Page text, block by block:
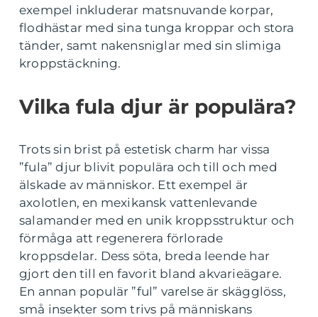
exempel inkluderar matsnuvande korpar,
flodhästar med sina tunga kroppar och stora
tänder, samt nakensniglar med sin slimiga
kroppstäckning.
Vilka fula djur är populära?
Trots sin brist på estetisk charm har vissa
”fula” djur blivit populära och till och med
älskade av människor. Ett exempel är
axolotlen, en mexikansk vattenlevande
salamander med en unik kroppsstruktur och
förmåga att regenerera förlorade
kroppsdelar. Dess söta, breda leende har
gjort den till en favorit bland akvarieägare.
En annan populär ”ful” varelse är skägglöss,
små insekter som trivs på människans